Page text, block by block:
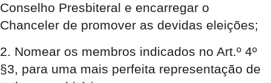
Conselho Presbiteral e encarregar o
Chanceler de promover as devidas eleições;
2. Nomear os membros indicados no Art.º 4º
§3, para uma mais perfeita representação de